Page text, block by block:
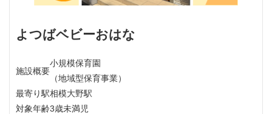
よつばベビーおはな
施設概要
小規模保育園
（地域型保育事業）
最寄り駅相模大野駅
対象年齢3歳未満児